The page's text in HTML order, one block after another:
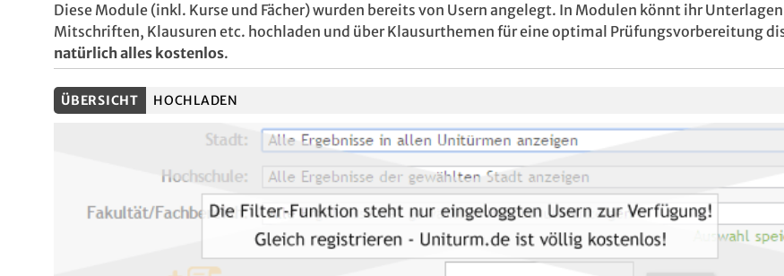
Diese Module (inkl. Kurse und Fächer) wurden bereits von Usern angelegt. In Modulen könnt ihr
Mitschriften, Klausuren etc. hochladen und über Klausurthemen für eine optimal Prüfungsvorbereitung
natürlich alles kostenlos.
ÜBERSICHT HOCHLADEN